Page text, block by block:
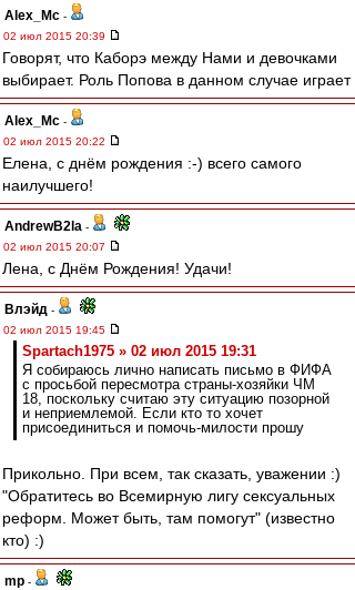
Alex_Mc -
02 июл 2015 20:39
Говорят, что Каборэ между Нами и девочками
выбирает. Роль Попова в данном случае играет
Alex_Mc -
02 июл 2015 20:22
Елена, с днём рождения :-) всего самого
наилучшего!
AndrewB2la -
02 июл 2015 20:07
Лена, с Днём Рождения! Удачи!
Влэйд -
02 июл 2015 19:45
Spartach1975 » 02 июл 2015 19:31
Я собираюсь лично написать письмо в ФИФА
с просьбой пересмотра страны-хозяйки ЧМ
18, поскольку считаю эту ситуацию позорной
и неприемлемой. Если кто то хочет
присоединиться и помочь-милости прошу
Прикольно. При всем, так сказать, уважении :)
"Обратитесь во Всемирную лигу сексуальных
реформ. Может быть, там помогут" (известно
кто) :)
mp -